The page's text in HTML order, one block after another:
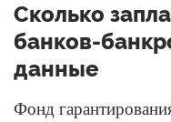
Сколько
банков-
данные
Фонд